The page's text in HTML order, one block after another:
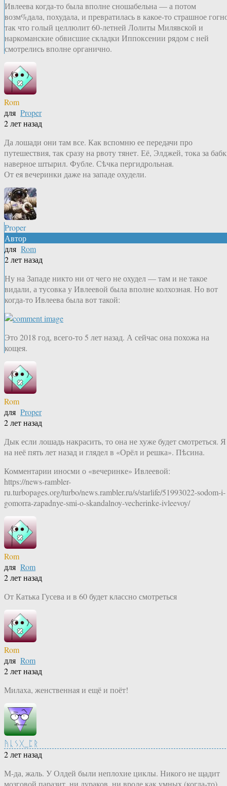
Ивлеева когда-то была вполне сношабельна — а потом
возм%дала, похудала, и превратилась в какое-то страшное
так что голый целлюлит 60-летней Лолиты Милявской и
наркоманские обвисшие складки Иппоксении рядом с ней
смотрелись вполне органично.
Rom
для Proper
2 лет назад
Да лошади они там все. Как вспомню ее передачи про
путешествия, так сразу на рвоту тянет. Её, Элджей, тока за
наверное штырил. Фубле. Сѣчка пергидрольная.
От ея вечеринки даже на западе охудели.
Proper
Автор
для Rom
2 лет назад
Ну на Западе никто ни от чего не охудел — там и не такое
видали, а тусовка у Ивлеевой была вполне колхозная. Но вот
когда-то Ивлеева была вот такой:
Это 2018 год, всего-то 5 лет назад. А сейчас она похожа на
кощея.
Rom
для Proper
2 лет назад
Дык если лошадь накрасить, то она не хуже будет смотреться. Я
на неё пять лет назад и глядел в «Орёл и решка». Пѣсина.
Комментарии иносми о «вечеринке» Ивлеевой:
https://news-rambler-
ru.turbopages.org/turbo/news.rambler.ru/s/starlife/51993022-sodom-i-
gomorra-zapadnye-smi-o-skandalnoy-vecherinke-ivleevoy/
Rom
для Rom
2 лет назад
От Катька Гусева и в 60 будет классно смотреться
Rom
для Rom
2 лет назад
Милаха, женственная и ещё и поёт!
ᚤᚳᛊᚷ_ᛈᚱ
2 лет назад
М-да, жаль. У Олдей были неплохие циклы. Никого не щадит